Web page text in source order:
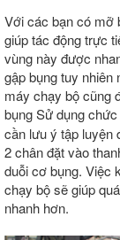
Với các bạn có mỡ
giúp tác động trực
vùng này được
gập bụng tuy nhiên
máy chạy bộ cũng
bụng Sử dụng
cần lưu ý tập luyện
2 chân đặt vào
duỗi cơ bụng. Việc
chạy bộ sẽ giúp
nhanh hơn.